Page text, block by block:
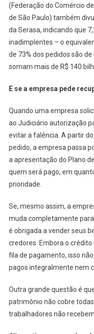
(Federação do Comércio
de São Paulo) também
da Serasa, indicando que
inadimplentes – o
de 73% dos pedidos são
somam mais de R$ 140
E se a empresa pede
Quando uma empresa
ao Judiciário autorização
evitar a falência. A partir
pedido, a empresa passa
a apresentação do Plano
quem será pago, em
prioridade.
Se, mesmo assim, a
muda completamente
é obrigada a vender seus
credores. Embora o
fila de pagamento, isso
pagos integralmente nem
Outra grande questão é
patrimônio não cobre
trabalhadores não